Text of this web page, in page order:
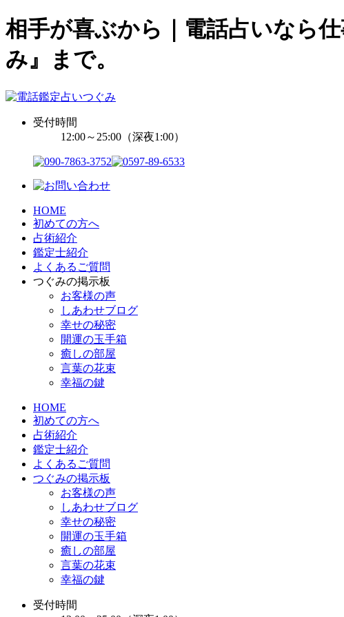
相手が喜ぶから｜電話占いなら
み』まで。
受付時間
12:00～25:00（深夜1:00）
HOME
初めての方へ
占術紹介
鑑定士紹介
よくあるご質問
つぐみの掲示板
お客様の声
しあわせブログ
幸せの秘密
開運の玉手箱
癒しの部屋
言葉の花束
幸福の鍵
HOME
初めての方へ
占術紹介
鑑定士紹介
よくあるご質問
つぐみの掲示板
お客様の声
しあわせブログ
幸せの秘密
開運の玉手箱
癒しの部屋
言葉の花束
幸福の鍵
受付時間